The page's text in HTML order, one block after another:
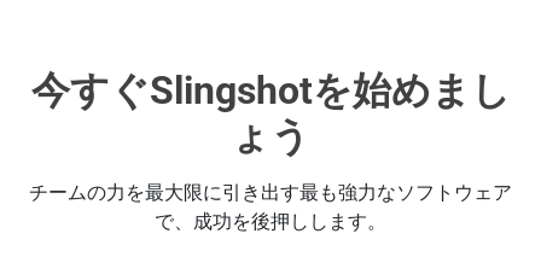
今すぐSlingshotを始めまし
ょう
チームの力を最大限に引き出す最も強力なソフトウェア
で、成功を後押しします。